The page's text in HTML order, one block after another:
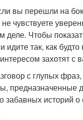
вы перешли на
чувствуете
деле. Чтобы
так, как будто
захотят с
с глупых фраз,
предназначенные
забавных историй